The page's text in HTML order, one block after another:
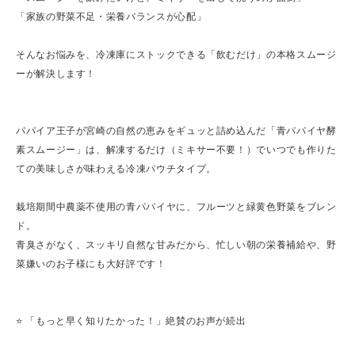
「家族の野菜不足・栄養バランスが心配」
そんなお悩みを、冷凍庫にストックできる「飲むだけ」の本格スムージ
ーが解決します！
パパイア王子が宮崎の自然の恵みをギュッと詰め込んだ「青パパイヤ酵
素スムージー」は、解凍するだけ（ミキサー不要！）でいつでも作りた
ての美味しさが味わえる冷凍パウチタイプ。
栽培期間中農薬不使用の青パパイヤに、フルーツと緑黄色野菜をブレン
ド。
青臭さがなく、スッキリ自然な甘みだから、忙しい朝の栄養補給や、野
菜嫌いのお子様にも大好評です！
⭐️ 「もっと早く知りたかった！」絶賛のお声が続出